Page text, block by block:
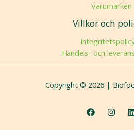
Varumärken
Villkor och
Integritetspolicy
Handels- och
Copyright © 2026 |